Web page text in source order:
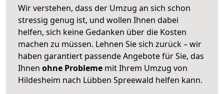
Wir verstehen, dass der Umzug an sich schon
stressig genug ist, und wollen Ihnen dabei
helfen, sich keine Gedanken über die Kosten
machen zu müssen. Lehnen Sie sich zurück – wir
haben garantiert passende Angebote für Sie, das
Ihnen ohne Probleme mit Ihrem Umzug von
Hildesheim nach Lübben Spreewald helfen kann.